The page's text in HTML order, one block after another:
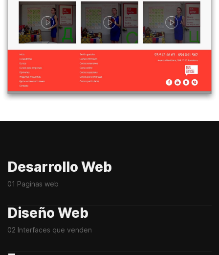
Desarrollo Web
01 Paginas web
Diseño Web
02 Interfaces que venden